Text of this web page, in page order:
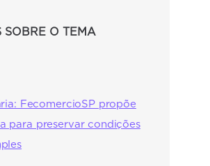
SOBRE O TEMA
FecomercioSP propõe
para preservar condições